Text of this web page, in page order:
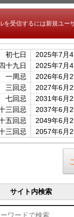
を受信するには新規ユー
初七日
2025年7月4
十九日
2025年7月4
一周忌
2026年6月
三回忌
2027年6月
七回忌
2031年6月
三回忌
2037年6月
五回忌
2049年6月
三回忌
2057年6月
サイト内検索